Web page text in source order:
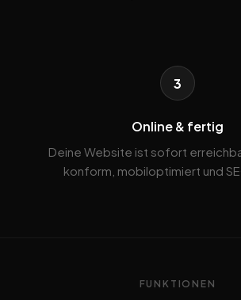
3
Online & fertig
Deine Website ist sofort
konform, mobiloptimiert und
FUNKTIONEN